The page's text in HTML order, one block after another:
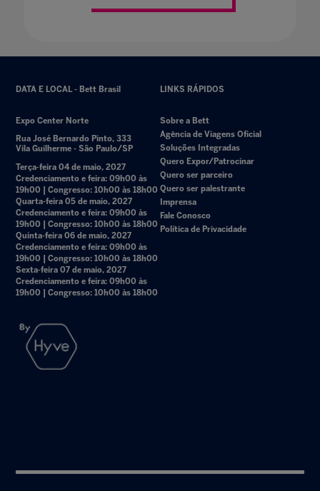
DATA E LOCAL - Bett Brasil
Expo Center Norte
Rua José Bernardo Pinto, 333
Vila Guilherme - São Paulo/SP
Terça-feira 04 de maio, 2027
Credenciamento e feira: 09h00 às
19h00 | Congresso: 10h00 às 18h00
Quarta-feira 05 de maio, 2027
Credenciamento e feira: 09h00 às
19h00 | Congresso: 10h00 às 18h00
Quinta-feira 06 de maio, 2027
Credenciamento e feira: 09h00 às
19h00 | Congresso: 10h00 às 18h00
Sexta-feira 07 de maio, 2027
Credenciamento e feira: 09h00 às
19h00 | Congresso: 10h00 às 18h00
LINKS RÁPIDOS
Sobre a Bett
Agência de Viagens Oficial
Soluções Integradas
Quero Expor/Patrocinar
Quero ser parceiro
Quero ser palestrante
Imprensa
Fale Conosco
Política de Privacidade